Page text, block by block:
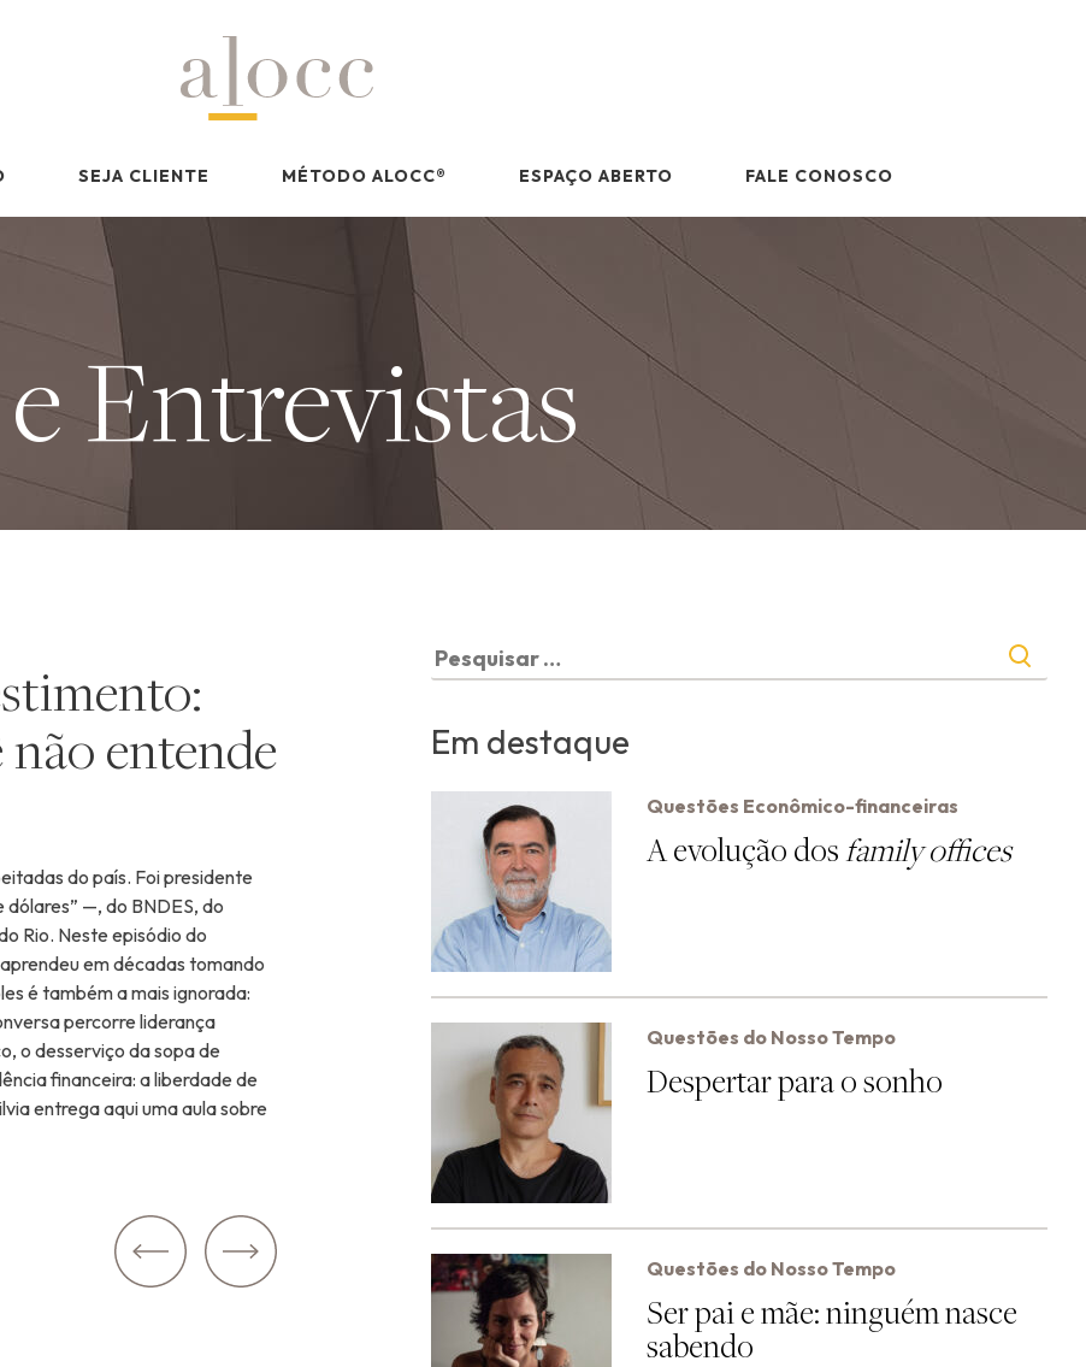
SEJA CLIENTE MÉTODO ALOCC® ESPAÇO ABERTO FALE CONOSCO
Entrevistas
entende
do país. Foi presidente
dólares” —, do BNDES, do
Rio. Neste episódio do
em décadas tomando
é também a mais ignorada:
percorre liderança
o desserviço da sopa de
financeira: a liberdade de
entrega aqui uma aula sobre
Próxima:
Pesquisar
por:
Em destaque
Questões Econômico-financeiras
A evolução dosfamily offices
Questões do Nosso Tempo
Despertar para o sonho
Questões do Nosso Tempo
Ser pai e mãe: ninguém nasce
sabendo